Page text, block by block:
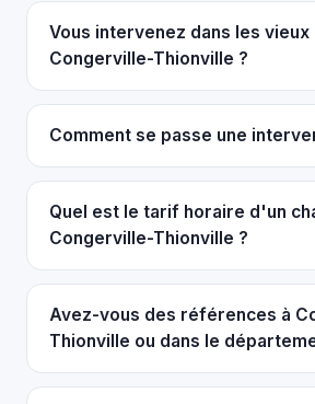
Vous intervenez dans les vieux
Congerville-Thionville ?
Comment se passe une
Quel est le tarif horaire d'un
Congerville-Thionville ?
Avez-vous des références à
Thionville ou dans le